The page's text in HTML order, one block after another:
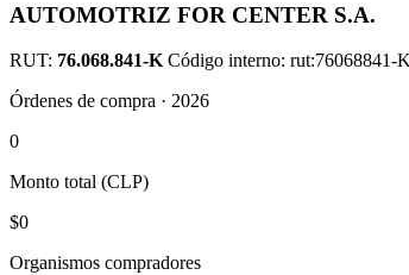
AUTOMOTRIZ FOR CENTER S.A.
RUT: 76.068.841-K Código interno: rut:76068841-
Órdenes de compra · 2026
0
Monto total (CLP)
$0
Organismos compradores